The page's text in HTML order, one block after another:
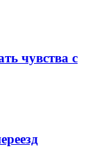
чувства с